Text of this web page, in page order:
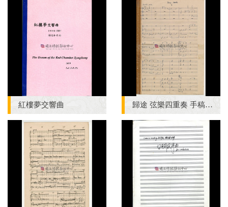
紅樓夢交響曲 歸途 弦樂四重奏 手稿（完稿）